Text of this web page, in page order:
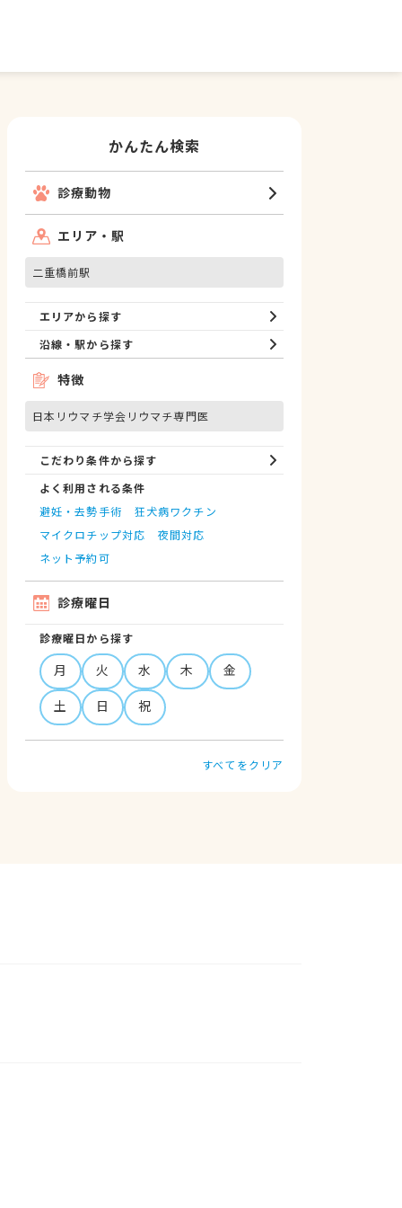
かんたん検索
診療動物
エリア・駅
二重橋前駅
エリアから探す
沿線・駅から探す
特徴
日本リウマチ学会リウマチ専門医
こだわり条件から探す
よく利用される条件
避妊・去勢手術
狂犬病ワクチン
マイクロチップ対応
夜間対応
ネット予約可
診療曜日
診療曜日から探す
月 火 水 木
金
土
日 祝
すべてをクリア